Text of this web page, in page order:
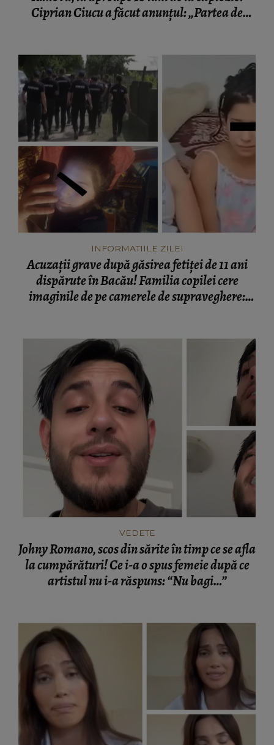
Ciprian Ciucu a făcut anunțul: „Partea de
INFORMATIILE ZILEI
Acuzații grave după găsirea fetiței de 11 ani
dispărute în Bacău! Familia copilei cere
imaginile de pe camerele de supraveghere:
VEDETE
Johny Romano, scos din sărite în timp ce se afla
la cumpărături! Ce i-a o spus femeie după ce
artistul nu i-a răspuns: “Nu bagi…”